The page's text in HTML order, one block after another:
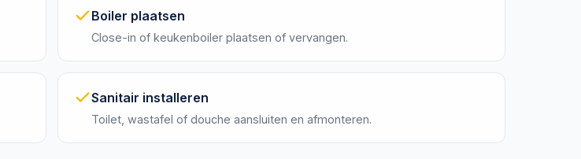
Boiler plaatsen
Close-in of keukenboiler plaatsen of vervangen.
Sanitair installeren
Toilet, wastafel of douche aansluiten en afmonteren.